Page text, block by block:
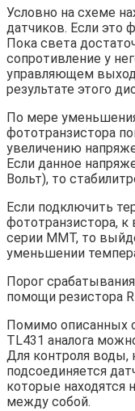
Условно на схеме
датчиков. Если это
Пока света
сопротивление у
управляющем
результате этого
По мере
фототранзистора
увеличению
Если данное
Вольт), то
Если подключить
фототранзистора,
серии ММТ, то
уменьшении
Порог
помощи резистора
Помимо описанных
TL431 аналога
Для контроля воды,
подсоединяется
которые находятся
между собой.